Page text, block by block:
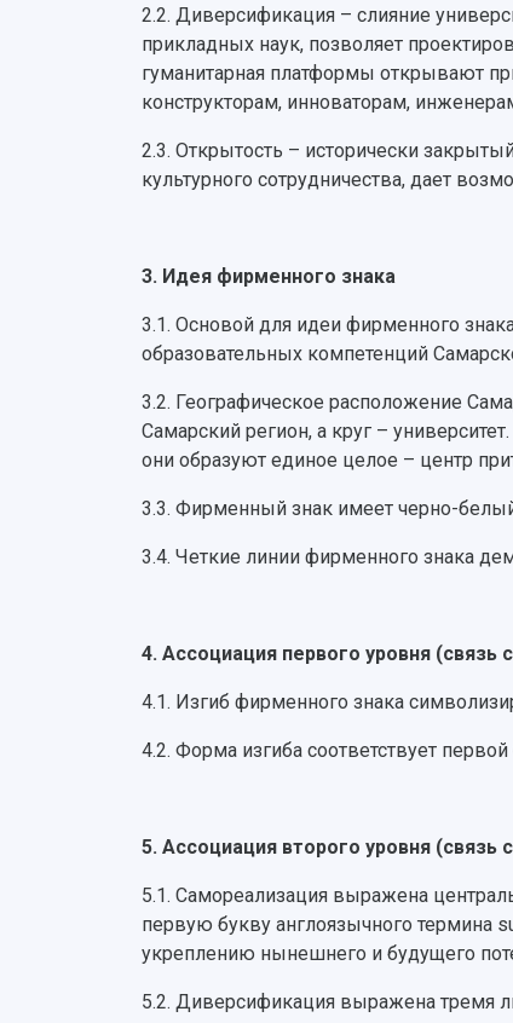
2.2. Диверсификация – слияние
прикладных наук, позволяет
гуманитарная платформы открывают
конструкторам, инноваторам,
2.3. Открытость – исторически
культурного сотрудничества, дает
3. Идея фирменного знака
3.1. Основой для идеи фирменного
образовательных компетенций
3.2. Географическое расположение
Самарский регион, а круг –
они образуют единое целое – центр
3.3. Фирменный знак имеет черно-
3.4. Четкие линии фирменного знака
4. Ассоциация первого уровня (связь
4.1. Изгиб фирменного знака
4.2. Форма изгиба соответствует
5. Ассоциация второго уровня (связь
5.1. Самореализация выражена
первую букву англоязычного термина
укреплению нынешнего и будущего
5.2. Диверсификация выражена тремя